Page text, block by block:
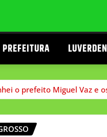
PREFEITURA
o prefeito Miguel Vaz e